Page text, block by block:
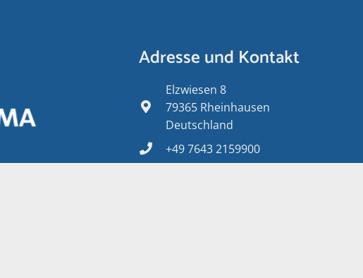
Adresse und Kontakt
Elzwiesen 8
79365 Rheinhausen
Deutschland
+49 7643 2159900